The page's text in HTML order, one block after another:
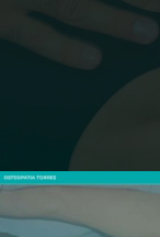
osteopatia-